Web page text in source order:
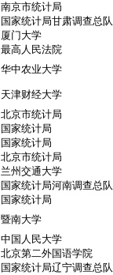
南京市统计局
国家统计局甘肃调查总队
厦门大学
最高人民法院
华中农业大学
天津财经大学
北京市统计局
国家统计局
国家统计局
北京市统计局
兰州交通大学
国家统计局河南调查总队
国家统计局
暨南大学
中国人民大学
北京第二外国语学院
国家统计局辽宁调查总队